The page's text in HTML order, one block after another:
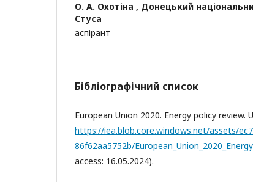
О. А. Охотіна , Донецький
Стуса
аспірант
Бібліографічний список
European Union 2020. Energy policy review.
https://iea.blob.core.windows.net/assets/
86f62aa5752b/
access: 16.05.2024).